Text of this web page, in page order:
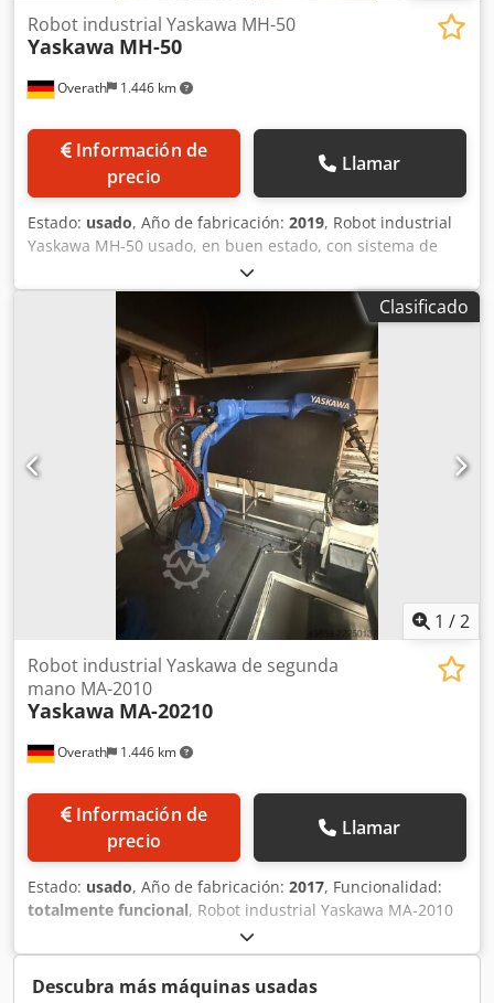
Overath 1.446 km
Robot industrial Yaskawa MH-50
Yaskawa MH-50
Información de
precio
Llamar
Estado: usado, Año de fabricación: 2019, Robot industrial
Yaskawa MH-50 usado, en buen estado, con sistema de
control DX100. Cedpfxjziaz Dj Ahferf
Clasificado
1 /2
Overath 1.446 km
Robot industrial Yaskawa de segunda
mano MA-2010
Yaskawa MA-20210
Información de
precio
Llamar
Estado: usado, Año de fabricación: 2017, Funcionalidad:
totalmente funcional, Robot industrial Yaskawa MA-2010
usado, en buen estado, con controlador DX100. Crsdpjziay
Hefx Ahfjf
Descubra más máquinas usadas